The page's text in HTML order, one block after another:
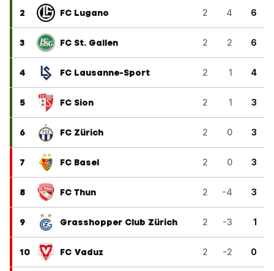
2 FC Lugano 2 4 6
3 FC St. Gallen 2 2 6
4 FC Lausanne-Sport 2 1 4
5 FC Sion 2 1 3
6 FC Zürich 2 0 3
7 FC Basel 2 0 3
8 FC Thun 2 -4 3
9 Grasshopper Club Zürich 2 -3 1
10 FC Vaduz 2 -2 0